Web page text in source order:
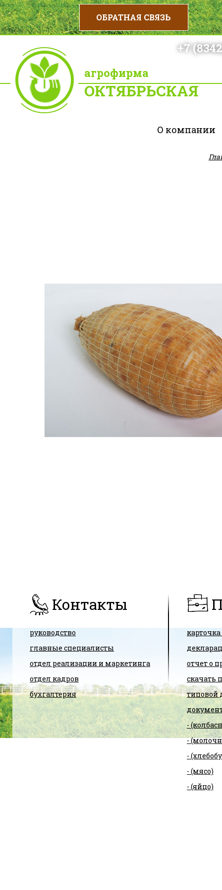
+7
агрофирма
ОКТЯБРЬСКАЯ
О компании
Контакты
руководство
главные специалисты
отдел реализации и маркетинга
отдел кадров
бухгалтерия
отчет о
скачать
типовой
-
-
-
- (мясо)
- (яйцо)